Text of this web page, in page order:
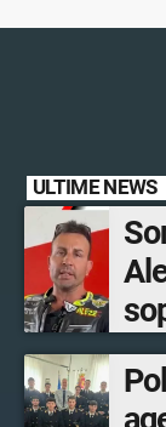
ULTIME NEWS